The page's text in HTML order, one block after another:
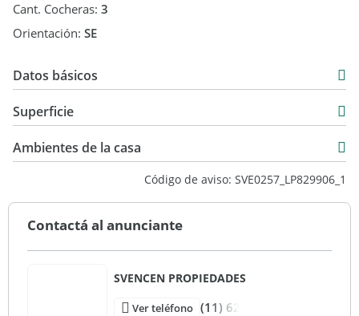
Cant. Cocheras: 3
Orientación: SE
Datos básicos
USD 195.000
Superficie
320 m2
Ambientes de la casa
Código de aviso: SVE0257_LP829906_1
Contactá al anunciante
SVENCEN PROPIEDADES
Ver teléfono (11) 62